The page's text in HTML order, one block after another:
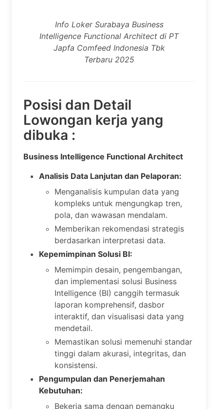
Info Loker Surabaya Business
Intelligence Functional Architect di PT
Japfa Comfeed Indonesia Tbk
Terbaru 2025
Posisi dan Detail
Lowongan kerja yang
dibuka :
Business Intelligence Functional Architect
Analisis Data Lanjutan dan Pelaporan:
Menganalisis kumpulan data yang
kompleks untuk mengungkap tren,
pola, dan wawasan mendalam.
Memberikan rekomendasi strategis
berdasarkan interpretasi data.
Kepemimpinan Solusi BI:
Memimpin desain, pengembangan,
dan implementasi solusi Business
Intelligence (BI) canggih termasuk
laporan komprehensif, dasbor
interaktif, dan visualisasi data yang
mendetail.
Memastikan solusi memenuhi standar
tinggi dalam akurasi, integritas, dan
konsistensi.
Pengumpulan dan Penerjemahan
Kebutuhan:
Bekerja sama dengan pemangku